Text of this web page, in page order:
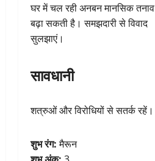
घर में चल रही अनबन मानसिक तनाव
बढ़ा सकती है। समझदारी से विवाद
सुलझाएं।
सावधानी
शत्रुओं और विरोधियों से सतर्क रहें।
शुभ रंग:मैरून